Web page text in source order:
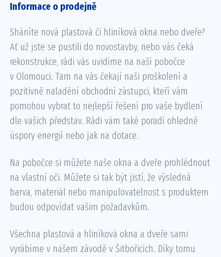
Informace o prodejně
Sháníte nová plastová či hliníková okna nebo dveře?
Ať už jste se pustili do novostavby, nebo vás čeká
rekonstrukce, rádi vás uvidíme na naší pobočce
v Olomouci. Tam na vás čekají naši proškolení a
pozitivně naladění obchodní zástupci, kteří vám
pomohou vybrat to nejlepší řešení pro vaše bydlení
dle vašich představ. Rádi vám také poradí ohledně
úspory energií nebo jak na dotace.
Na pobočce si můžete naše okna a dveře prohlédnout
na vlastní oči. Můžete si tak být jistí, že výsledná
barva, materiál nebo manipulovatelnost s produktem
budou odpovídat vašim požadavkům.
Všechna plastová a hliníková okna a dveře sami
vyrábíme v našem závodě v Šitbořicích. Díky tomu